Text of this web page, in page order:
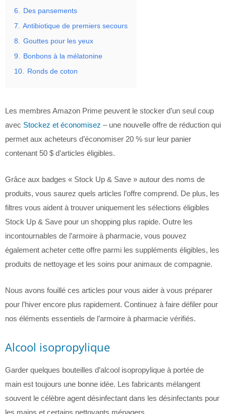
6. Des pansements
7. Antibiotique de premiers secours
8. Gouttes pour les yeux
9. Bonbons à la mélatonine
10. Ronds de coton
Les membres Amazon Prime peuvent le stocker d’un seul coup
avec Stockez et économisez – une nouvelle offre de réduction qui
permet aux acheteurs d’économiser 20 % sur leur panier
contenant 50 $ d’articles éligibles.
Grâce aux badges « Stock Up & Save » autour des noms de
produits, vous saurez quels articles l’offre comprend. De plus, les
filtres vous aident à trouver uniquement les sélections éligibles
Stock Up & Save pour un shopping plus rapide. Outre les
incontournables de l’armoire à pharmacie, vous pouvez
également acheter cette offre parmi les suppléments éligibles, les
produits de nettoyage et les soins pour animaux de compagnie.
Nous avons fouillé ces articles pour vous aider à vous préparer
pour l’hiver encore plus rapidement. Continuez à faire défiler pour
nos éléments essentiels de l’armoire à pharmacie vérifiés.
Alcool isopropylique
Garder quelques bouteilles d’alcool isopropylique à portée de
main est toujours une bonne idée. Les fabricants mélangent
souvent le célèbre agent désinfectant dans les désinfectants pour
les mains et certains nettoyants ménagers.